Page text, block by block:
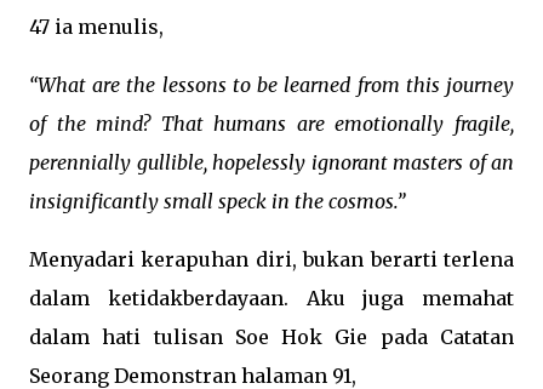
47 ia menulis,
“What are the lessons to be learned from this journey
of the mind? That humans are emotionally fragile,
perennially gullible, hopelessly ignorant masters of an
insignificantly small speck in the cosmos.”
Menyadari kerapuhan diri, bukan berarti terlena
dalam ketidakberdayaan. Aku juga memahat
dalam hati tulisan Soe Hok Gie pada Catatan
Seorang Demonstran halaman 91,